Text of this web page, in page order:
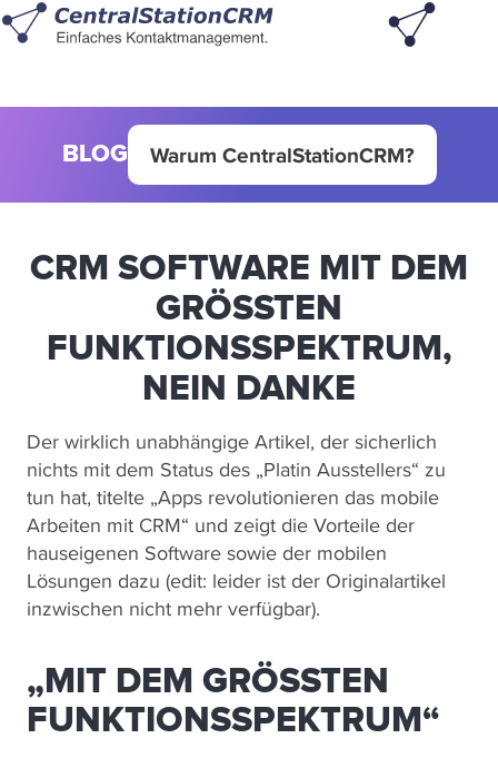
BLOG Warum CentralStationCRM?
CRM SOFTWARE MIT DEM
GRÖSSTEN F
UNKTIONSSPEKTRUM, N
EIN DANKE
Der wirklich unabhängige Artikel, der sicherlich
nichts mit dem Status des „Platin Ausstellers“ zu
tun hat, titelte „Apps revolutionieren das mobile
Arbeiten mit CRM“ und zeigt die Vorteile der
hauseigenen Software sowie der mobilen
Lösungen dazu (edit: leider ist der Originalartikel
inzwischen nicht mehr verfügbar).
„MIT DEM GRÖSSTEN F
UNKTIONSSPEKTRUM“